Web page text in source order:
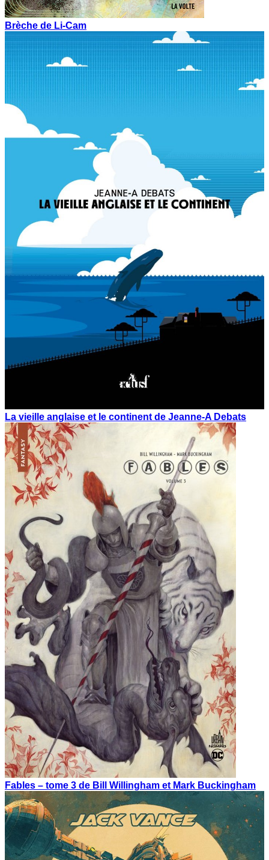
Brèche de Li-Cam
La vieille anglaise et le continent de Jeanne-A Debats
Fables – tome 3 de Bill Willingham et Mark Buckingham